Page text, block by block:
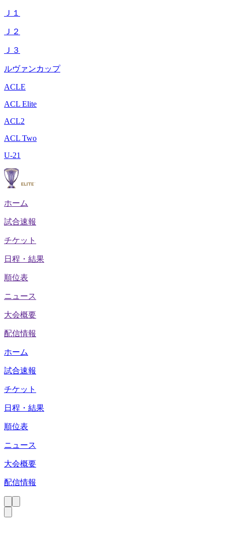
Ｊ１
Ｊ２
Ｊ３
ルヴァンカップ
ACLE
ACL Elite
ACL2
ACL Two
U-21
ホーム
試合速報
チケット
日程・結果
順位表
ニュース
大会概要
配信情報
ホーム
試合速報
チケット
日程・結果
順位表
ニュース
大会概要
配信情報